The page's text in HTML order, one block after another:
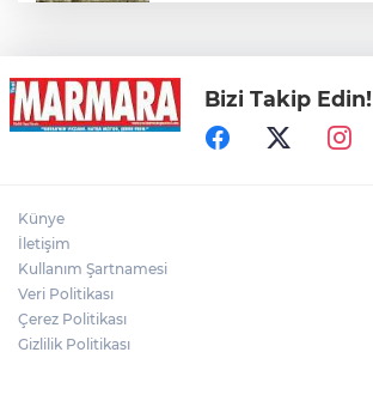
Motosiklet Kazası Can Aldı
Bizi Takip Edin!
Künye
İletişim
Kullanım Şartnamesi
Veri Politikası
Çerez Politikası
Gizlilik Politikası